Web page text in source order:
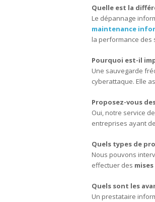
Quelle est la
Le dépannage
maintenance
la performance des
Pourquoi est-il
Une sauvegarde
cyberattaque. Elle
Proposez-vous
Oui, notre service
entreprises ayant
Quels types de
Nous pouvons
effectuer des
Quels sont les
Un prestataire